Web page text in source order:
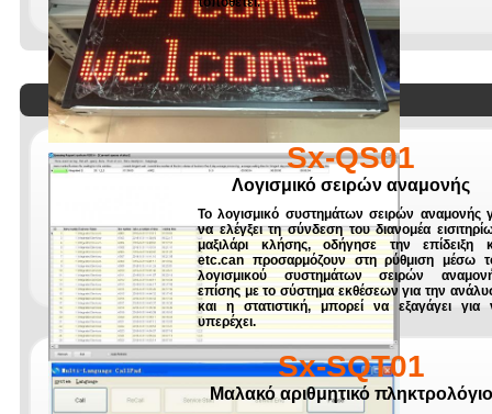
Λογισμικό
Sx-QS01
Λογισμικό σειρών αναμονής
Το λογισμικό συστημάτων σειρών αναμονής
να ελέγξει τη σύνδεση του διανομέα
μαξιλάρι κλήσης, οδήγησε την επίδειξη
etc.can προσαρμόζουν στη ρύθμιση μέσω
λογισμικού συστημάτων σειρών
επίσης με το σύστημα εκθέσεων για την
και η στατιστική, μπορεί να εξαγάγει για
υπερέχει.
Sx-SQT01
Μαλακό αριθμητικό πληκτρολόγιο